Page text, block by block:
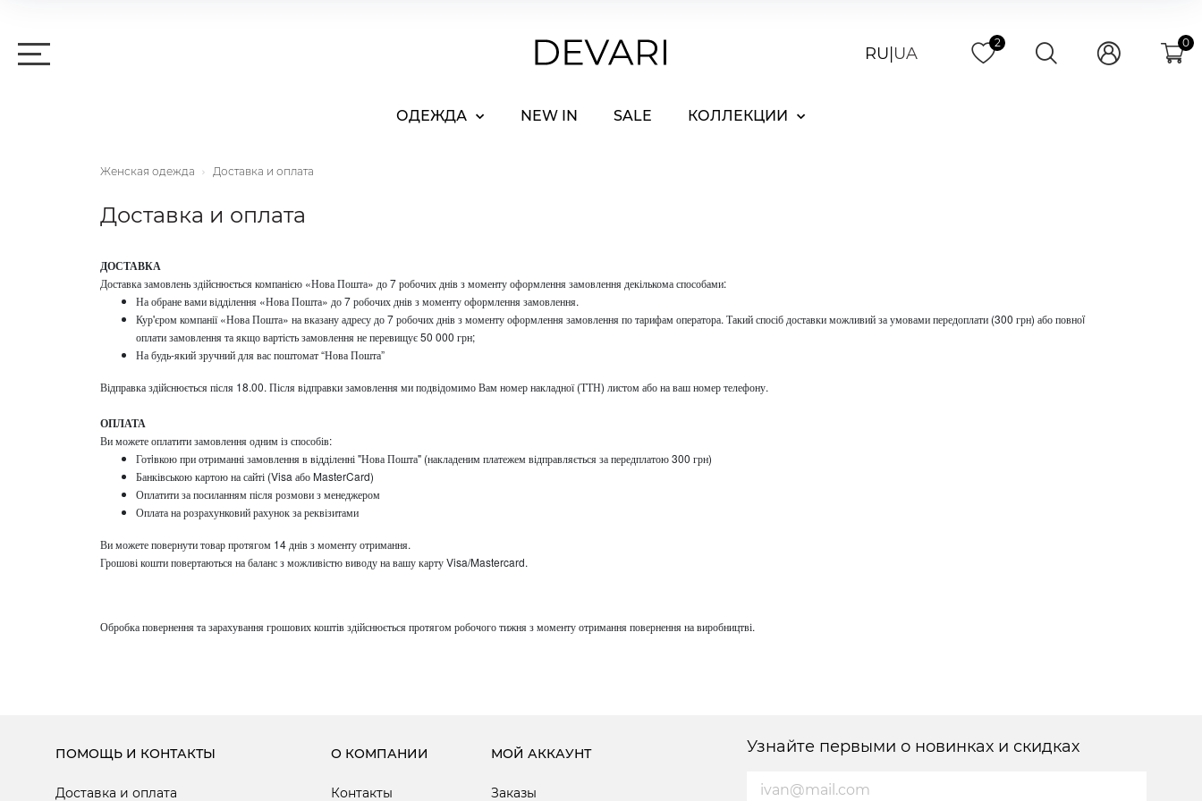
RU UA
2 0
ОДЕЖДА NEW IN SALE КОЛЛЕКЦИИ
Женская одежда Доставка и оплата
Доставка и оплата
ДОСТАВКА
Доставка замовлень здійснюється компанією «Нова Пошта» до 7 робочих днів з моменту оформлення замовлення декількома способами:
На обране вами відділення «Нова Пошта» до 7 робочих днів з моменту оформлення замовлення.
Кур'єром компанії «Нова Пошта» на вказану адресу до 7 робочих днів з моменту оформлення замовлення по тарифам оператора. Такий спосіб доставки можливий за умовами передоплати (300 грн) або повноï
оплати замовлення та якщо вартість замовлення не перевищує 50 000 грн;
На будь-який зручний для вас поштомат “Нова Пошта”
Відправка здійснюється після 18.00. Після відправки замовлення ми подвідомимо Вам номер накладної (ТТН) листом або на ваш номер телефону.
ОПЛАТА
Ви можете оплатити замовлення одним із способів:
Готiвкою при отриманні замовлення в відділенні "Нова Пошта" (накладеним платежем відправляється за передплатою 300 грн)
Банківською картою на сайті (Visa або MasterCard)
Оплатити за посиланням після розмови з менеджером
Оплата на розрахунковий рахунок за реквізитами
Ви можете повернути товар протягом 14 днів з моменту отримання.
Грошові кошти повертаються на баланс з можливістю виводу на вашу карту Visa/Mastercard.
Обробка повернення та зарахування грошових коштів здійснюється протягом робочого тижня з моменту отримання повернення на виробництві.
ПОМОЩЬ И КОНТАКТЫ
Доставка и оплата
О КОМПАНИИ
Контакты
МОЙ АККАУНТ
Заказы
Узнайте первыми о новинках и скидках